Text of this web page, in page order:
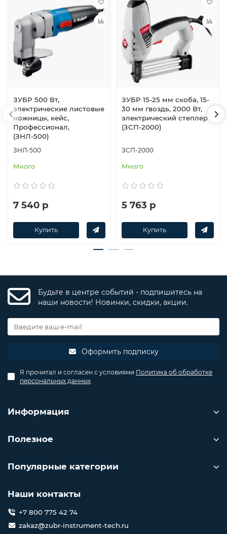
ЗУБР 500 Вт,
электрические листовые
ножницы, кейс,
Профессионал,
(ЗНЛ-500)
ЗНЛ-500
Много
7 540 р
Купить
ЗУБР 15-25 мм скоба, 15-
30 мм гвоздь, 2000 Вт,
электрический степлер
(ЗСП-2000)
ЗСП-2000
Много
5 763 р
Купить
Будьте в центре событий - подпишитесь на
наши новости! Новинки, скидки, акции.
Оформить подписку
Я прочитал и согласен с условиями Политика об обработке
персональных данных
Информация
Полезное
Популярные категории
Наши контакты
+7 800 775 42 74
zakaz@zubr-instrument-tech.ru